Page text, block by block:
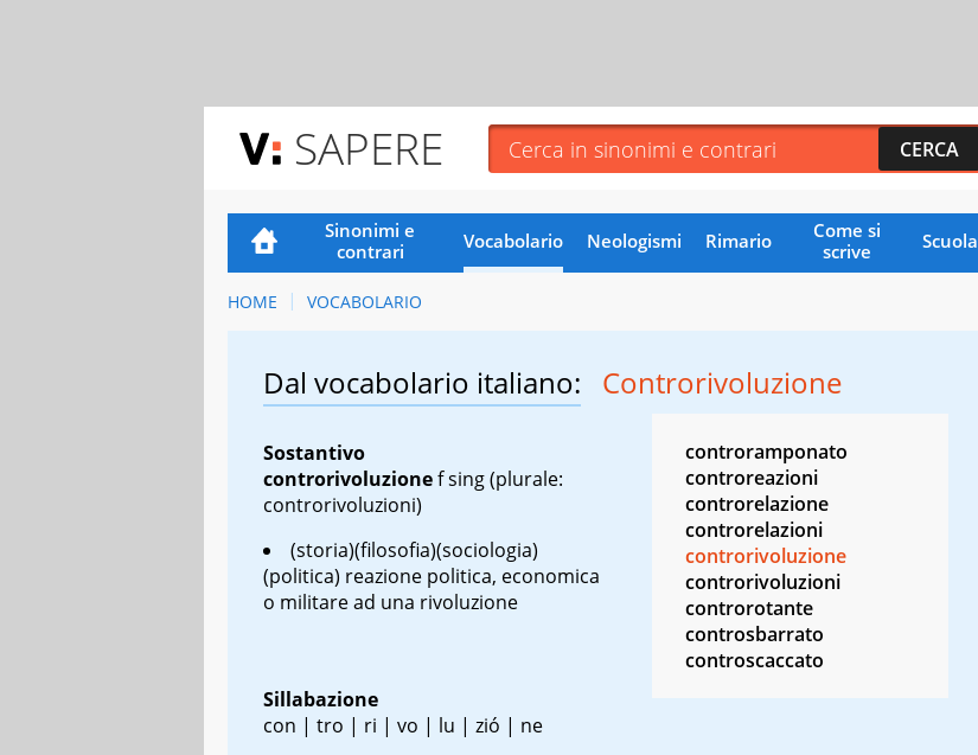
SAPERE
Sinonimi e
contrari
Vocabolario Neologismi Rimario
Come si
scrive
Scuola
HOME VOCABOLARIO
Dal vocabolario italiano: Controrivoluzione
Sostantivo
controrivoluzionef sing(plurale:
controrivoluzioni)
(storia)(filosofia)(sociologia)
(politica) reazione politica, economica
o militare ad una rivoluzione
Sillabazione
con | tro | ri | vo | lu | zió | ne
controramponato
controreazioni
controrelazione
controrelazioni
controrivoluzione
controrivoluzioni
controrotante
controsbarrato
controscaccato